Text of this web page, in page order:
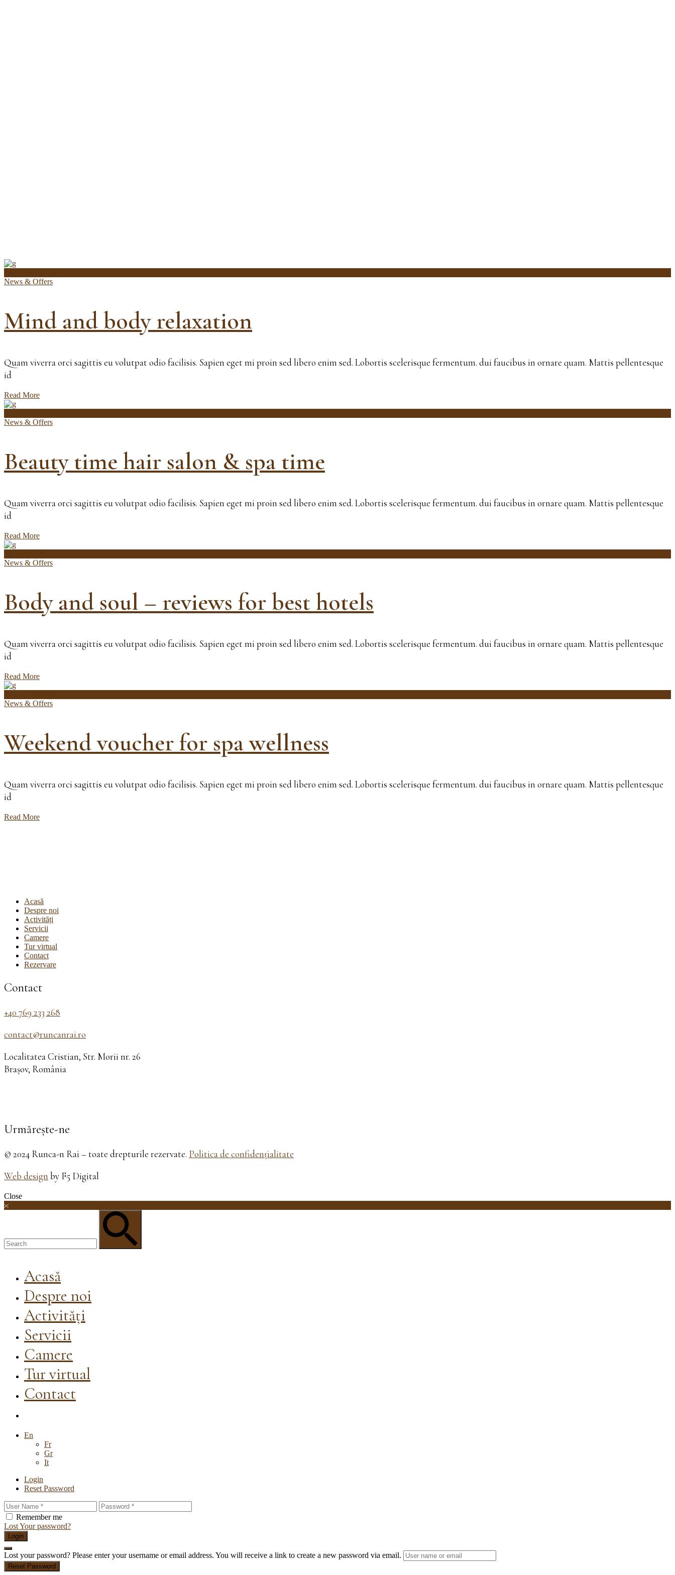
News & Offers
Mind and body relaxation
Quam viverra orci sagittis eu volutpat odio facilisis. Sapien eget mi proin sed libero enim sed. Lobortis scelerisque fermentum. dui faucibus in ornare quam. Mattis pellentesque
id
Read More
News & Offers
Beauty time hair salon & spa time
Quam viverra orci sagittis eu volutpat odio facilisis. Sapien eget mi proin sed libero enim sed. Lobortis scelerisque fermentum. dui faucibus in ornare quam. Mattis pellentesque
id
Read More
News & Offers
Body and soul – reviews for best hotels
Quam viverra orci sagittis eu volutpat odio facilisis. Sapien eget mi proin sed libero enim sed. Lobortis scelerisque fermentum. dui faucibus in ornare quam. Mattis pellentesque
id
Read More
News & Offers
Weekend voucher for spa wellness
Quam viverra orci sagittis eu volutpat odio facilisis. Sapien eget mi proin sed libero enim sed. Lobortis scelerisque fermentum. dui faucibus in ornare quam. Mattis pellentesque
id
Read More
Acasă
Despre noi
Activități
Servicii
Camere
Tur virtual
Contact
Rezervare
Contact
+40 769 233 268
contact@runcanrai.ro
Localitatea Cristian, Str. Morii nr. 26
Brașov, România
Urmărește-ne
© 2024 Runca-n Rai – toate drepturile rezervate. Politica de confidențialitate
Web design by F5 Digital
Close
Acasă
Despre noi
Activități
Servicii
Camere
Tur virtual
Contact
En
Fr
Gr
It
Login
Reset Password
Remember me
Lost Your password?
Login
Lost your password? Please enter your username or email address. You will receive a link to create a new password via email.
Reset Password